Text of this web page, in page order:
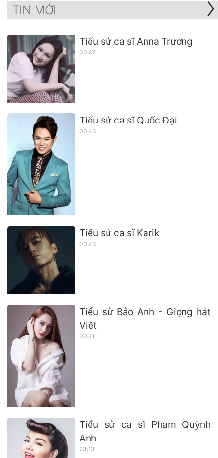
TIN MỚI
Tiểu sử ca sĩ Anna Trương
00:37
Tiểu sử ca sĩ Quốc Đại
00:43
Tiểu sử ca sĩ Karik
00:43
Tiểu sử Bảo Anh - Giọng hát
Việt
00:21
Tiểu sử ca sĩ Phạm Quỳnh
Anh
23:13